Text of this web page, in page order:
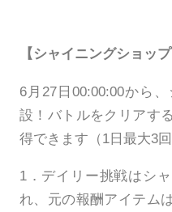
【シャイニングショッ
6月27日00:00:00から
設！バトルをクリアす
得できます（1日最大3回
1．デイリー挑戦はシ
れ、元の報酬アイテム